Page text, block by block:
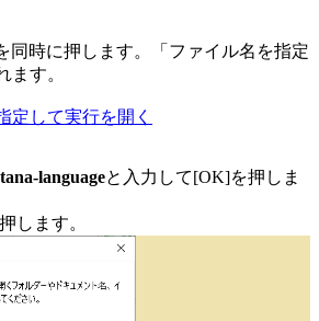
同時に押します。「ファイル名を指定
ます。
定して実行を開く
languageと入力して[OK]を押しま
します。